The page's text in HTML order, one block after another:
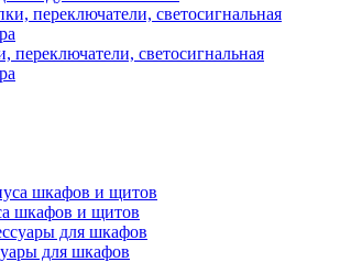
переключатели, светосигнальная
шкафов и щитов
для шкафов